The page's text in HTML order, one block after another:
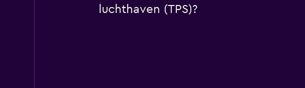
luchthaven (TPS)?